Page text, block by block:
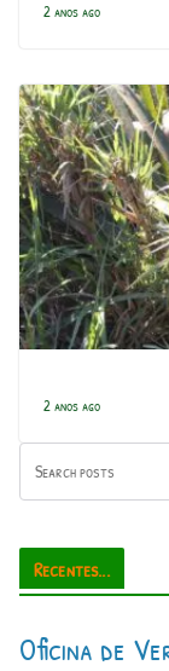
2 anos ago
2 anos ago
Recentes...
Oficina de